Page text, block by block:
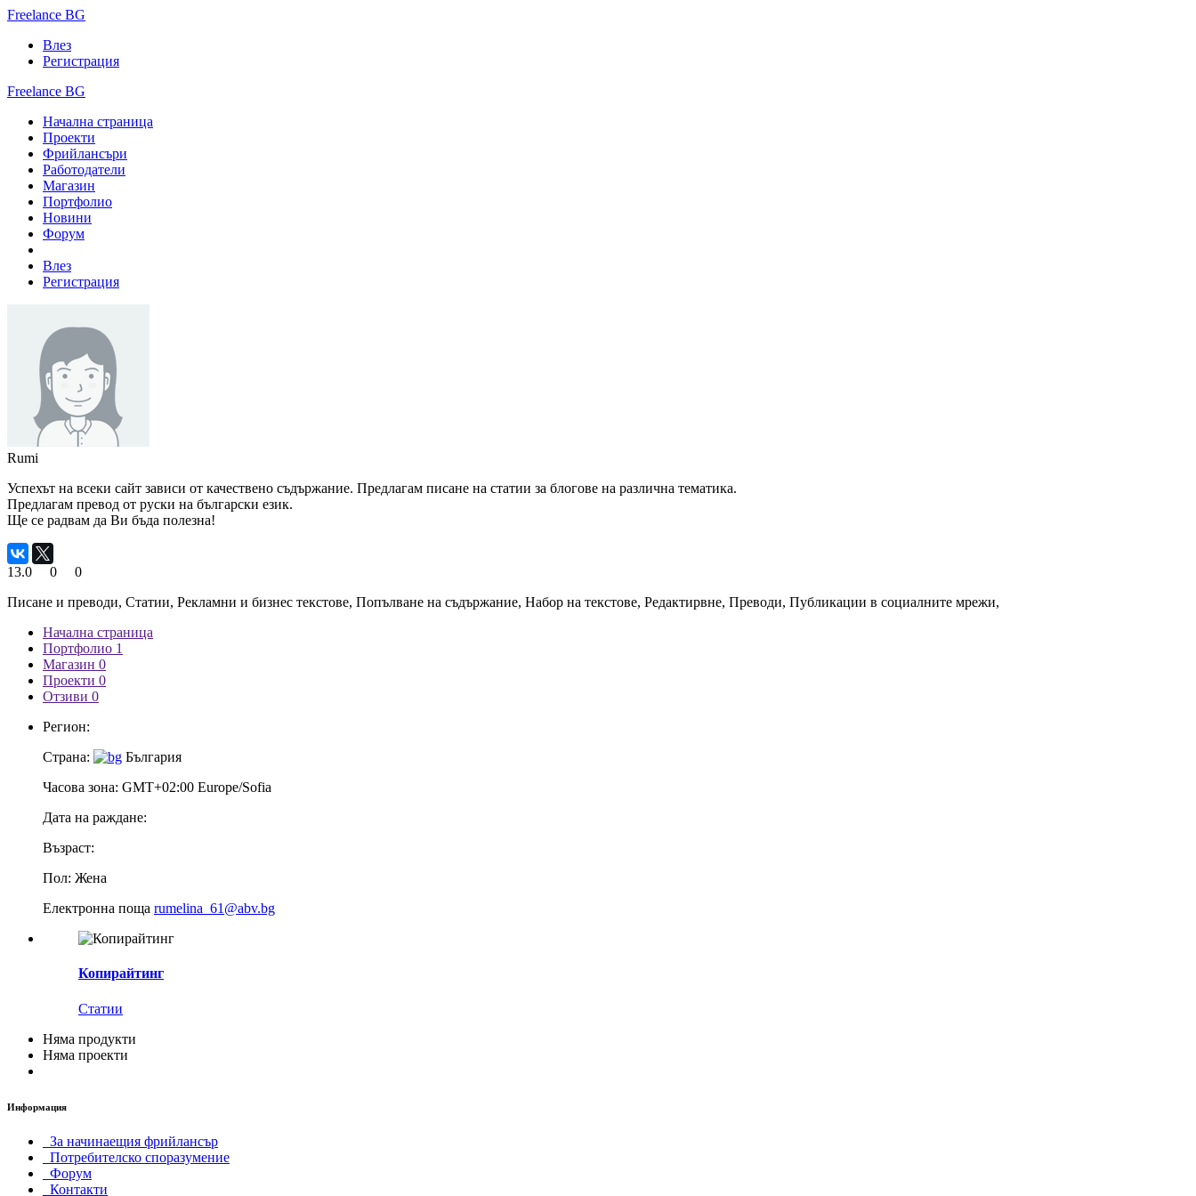
Freelance BG
Влез
Регистрация
Freelance BG
Начална страница
Проекти
Фрийлансъри
Работодатели
Магазин
Портфолио
Новини
Форум
Влез
Регистрация
Rumi
Успехът на всеки сайт зависи от качествено съдържание. Предлагам писане на статии за блогове на различна тематика.
Предлагам превод от руски на български език.
Ще се радвам да Ви бъда полезна!
13.0 0
0
Писане и преводи, Статии, Рекламни и бизнес текстове, Попълване на съдържание, Набор на текстове, Редактирвне, Преводи, Публикации в социалните мрежи,
Начална страница
Портфолио 1
Магазин 0
Проекти 0
Отзиви 0
Регион:
Страна:
България
Часова зона: GMT+02:00 Europe/Sofia
Дата на раждане:
Възраст:
Пол: Жена
Електронна поща rumelina_61@abv.bg
Копирайтинг
Статии
Няма продукти
Няма проекти
Информация
За начинаещия фрийлансър
Потребителско споразумение
Форум
Контакти